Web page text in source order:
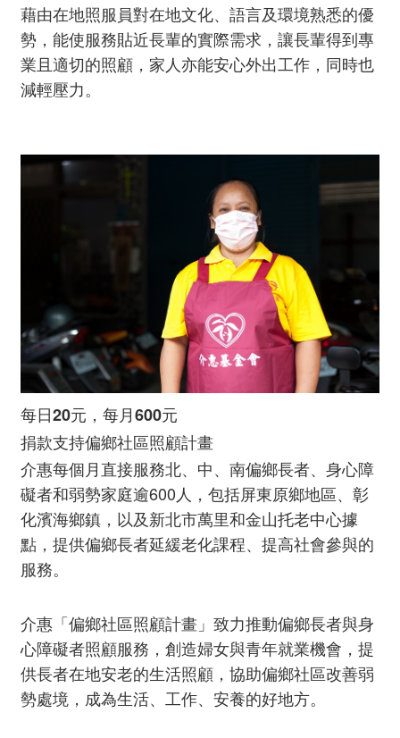
藉由在地照服員對在地文化、語言及環境熟悉的優
勢，能使服務貼近長輩的實際需求，讓長輩得到專
業且適切的照顧，家人亦能安心外出工作，同時也
減輕壓力。
每日20元，每月600元
捐款支持偏鄉社區照顧計畫
介惠每個月直接服務北、中、南偏鄉長者、身心障
礙者和弱勢家庭逾600人，包括屏東原鄉地區、彰
化濱海鄉鎮，以及新北市萬里和金山托老中心據
點，提供偏鄉長者延緩老化課程、提高社會參與的
服務。
介惠「偏鄉社區照顧計畫」致力推動偏鄉長者與身
心障礙者照顧服務，創造婦女與青年就業機會，提
供長者在地安老的生活照顧，協助偏鄉社區改善弱
勢處境，成為生活、工作、安養的好地方。